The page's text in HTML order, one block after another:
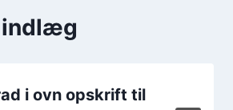
indlæg
i ovn opskrift til